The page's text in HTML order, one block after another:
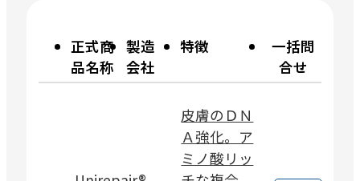
正式商
品名称
製造
会社
特徴
一括問
合せ
皮膚のＤＮ
Ａ強化。ア
ミノ酸リッ